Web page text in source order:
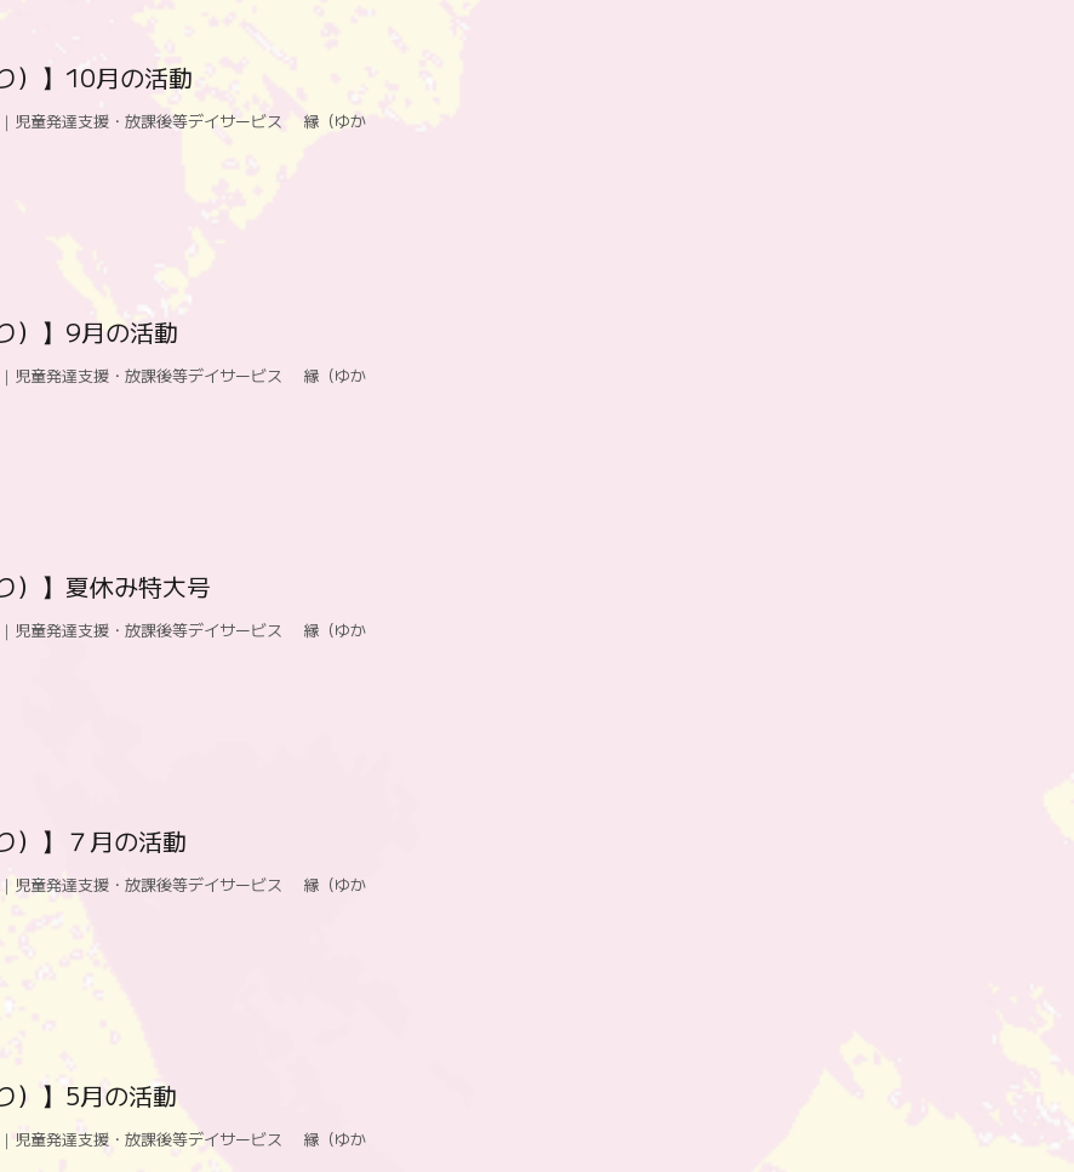
）】10月の活動
児童発達支援・放課後等デイサービス 縁（ゆか
）】9月の活動
児童発達支援・放課後等デイサービス 縁（ゆか
）】夏休み特大号
児童発達支援・放課後等デイサービス 縁（ゆか
）】７月の活動
児童発達支援・放課後等デイサービス 縁（ゆか
）】5月の活動
児童発達支援・放課後等デイサービス 縁（ゆか